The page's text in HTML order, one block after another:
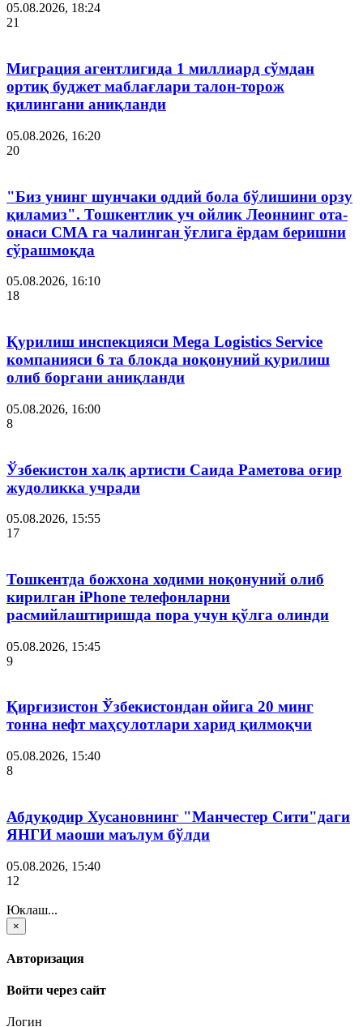
05.08.2026, 18:24
21
Миграция агентлигида 1 миллиард сўмдан
ортиқ буджет маблағлари талон-торож
қилингани аниқланди
05.08.2026, 16:20
20
"Биз унинг шунчаки оддий бола бўлишини орзу
қиламиз". Тошкентлик уч ойлик Леоннинг ота-
онаси СМА га чалинган ўғлига ёрдам беришни
сўрашмоқда
05.08.2026, 16:10
18
Қурилиш инспекцияси Мega Logistics Service
компанияси 6 та блокда ноқонуний қурилиш
олиб боргани аниқланди
05.08.2026, 16:00
8
Ўзбекистон халқ артисти Саида Раметова оғир
жудоликка учради
05.08.2026, 15:55
17
Тошкентда божхона ходими ноқонуний олиб
кирилган iPhone телефонларни
расмийлаштиришда пора учун қўлга олинди
05.08.2026, 15:45
9
Қирғизистон Ўзбекистондан ойига 20 минг
тонна нефт маҳсулотлари харид қилмоқчи
05.08.2026, 15:40
8
Абдуқодир Хусановнинг "Манчестер Сити"даги
ЯНГИ маоши маълум бўлди
05.08.2026, 15:40
12
Юклаш...
×
Авторизация
Войти через сайт
Логин